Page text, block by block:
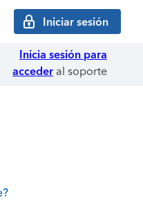
Iniciar sesión
Inicia sesión para
acceder al soporte